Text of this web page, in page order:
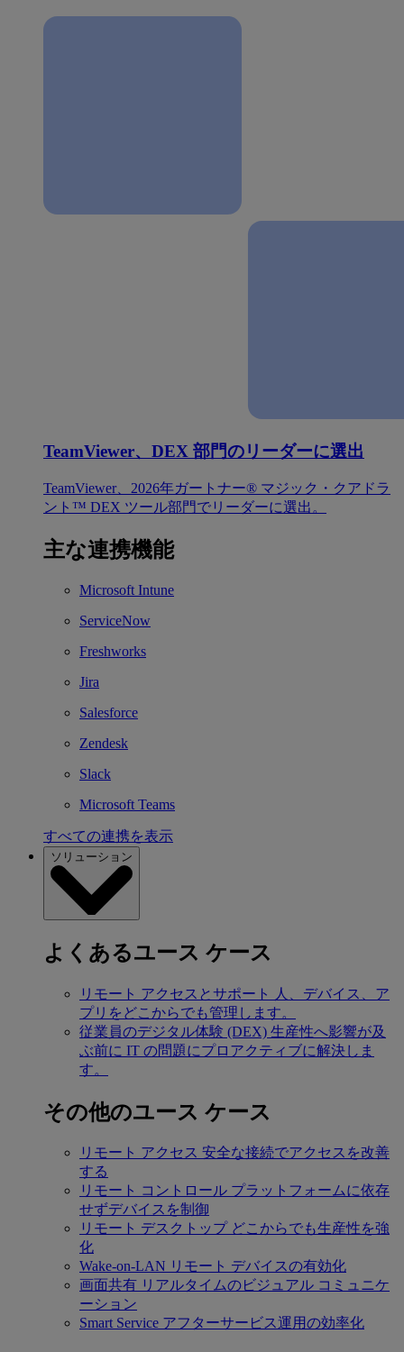
TeamViewer、DEX 部門のリーダーに選出
TeamViewer、2026年ガートナー® マジック・クアドラ
ント™ DEX ツール部門でリーダーに選出。
主な連携機能
Microsoft Intune
ServiceNow
Freshworks
Jira
Salesforce
Zendesk
Slack
Microsoft Teams
すべての連携を表示
ソリューション
よくあるユース ケース
リモート アクセスとサポート
人、デバイス、ア
プリをどこからでも管理します。
従業員のデジタル体験 (DEX) 生産性へ影響が及
ぶ前に IT の問題にプロアクティブに解決しま
す。
その他のユース ケース
リモート アクセス 安全な接続でアクセスを改善
する
リモート コントロール プラットフォームに依存
せずデバイスを制御
リモート デスクトップ どこからでも生産性を強
化
Wake-on-LAN リモート デバイスの有効化
画面共有 リアルタイムのビジュアル コミュニケ
ーション
Smart Service アフターサービス運用の効率化